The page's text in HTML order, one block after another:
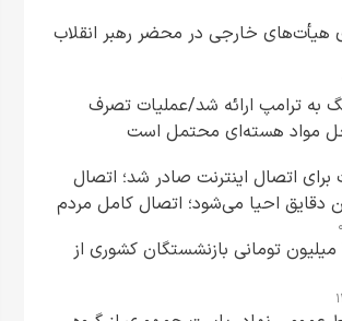
هیأت‌های خارجی در محضر رهبر انقلاب
به ترامپ ارائه شد/عملیات تصرف
مواد هسته‌ای محتمل است
برای اتصال اینترنت صادر شد؛ اتصال
دقایق احیا می‌شود؛ اتصال کامل مردم
آغاز ثبت‌نام وام ۷۵ میلیون تومانی بازنشستگان کشوری از